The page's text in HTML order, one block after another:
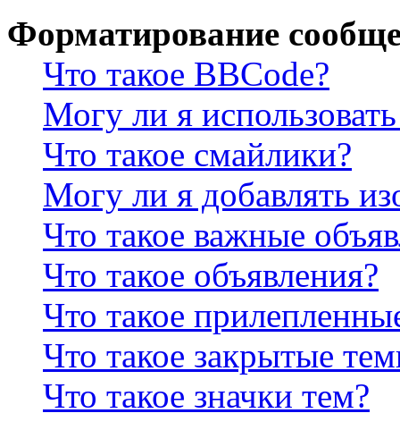
Форматирование
Что такое BBCode?
Могу ли я
Что такое смайлики?
Могу ли я добавлять
Что такое важные
Что такое объявления?
Что такое
Что такое закрытые
Что такое значки тем?